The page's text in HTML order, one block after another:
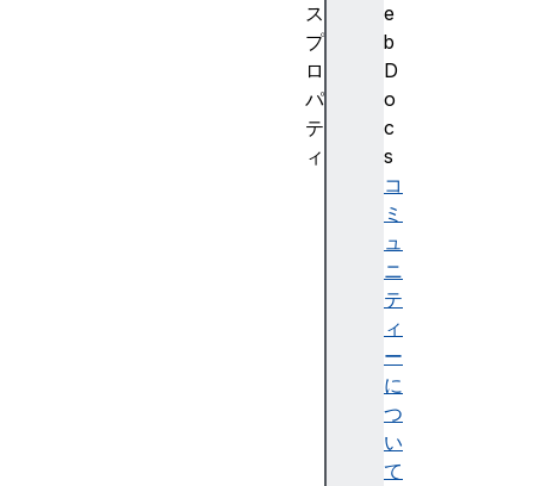
e
b
D
o
c
s
コ
ミ
ュ
ニ
テ
ィ
ー
に
つ
い
て
ス
プ
ロ
パ
テ
ィ